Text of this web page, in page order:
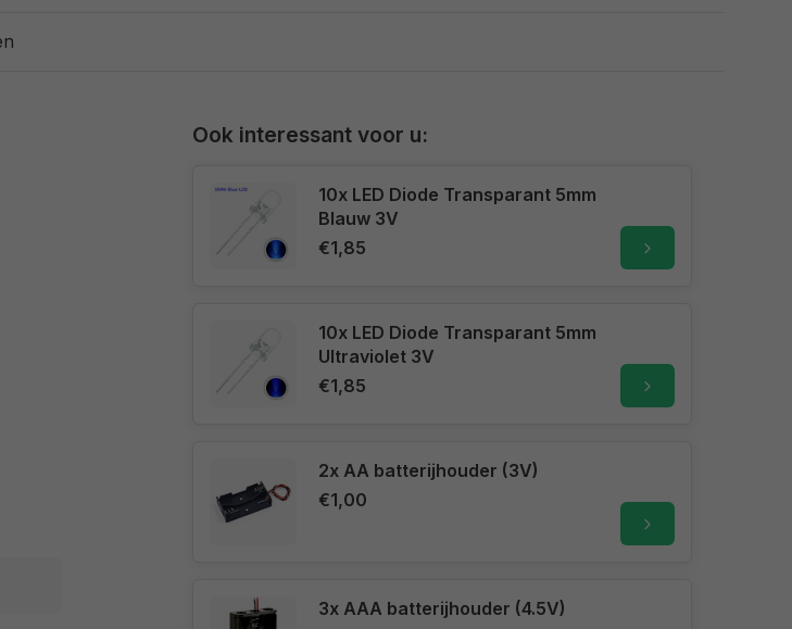
Ook interessant voor u:
10x LED Diode Transparant 5mm
Blauw 3V
€1,85
10x LED Diode Transparant 5mm
Ultraviolet 3V
€1,85
2x AA batterijhouder (3V)
€1,00
3x AAA batterijhouder (4.5V)